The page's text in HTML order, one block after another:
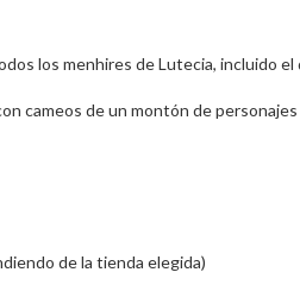
los menhires de Lutecia, incluido
cameos de un montón de
de la tienda elegida)